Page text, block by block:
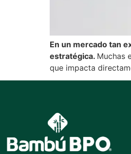
En un mercado tan
estratégica. Muchas
que impacta